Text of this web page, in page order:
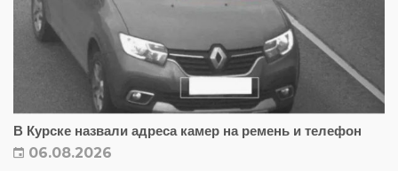
В Курске назвали адреса камер на ремень и телефон
06.08.2026